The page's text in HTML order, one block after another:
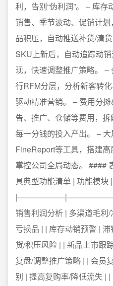
利，告别“伪利润”。 – 库
销售、季节波动、促销计
品积压，自动推送补货/清
SKU上新后，自动追踪动
现，快速调整推广策略。 –
行RFM分层，分析新客转
驱动精准营销。 – 费用分
告、推广、仓储等费用，
每一分钱的投入产出。 –
FineReport等工具，搭建高
掌控公司全局动态。 ####
具典型功能清单 | 功能模块
销售利润分析 | 多渠道毛利
亏损品 | | 库存动销预警 |
货/积压风险 | | 新品上市跟
复盘/调整推广策略 | | 会员
别 | 提高复购率/降低流失 |